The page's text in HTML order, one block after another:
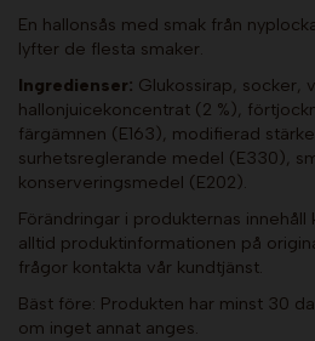
En hallonsås med smak från
lyfter de flesta smaker.
Ingredienser: Glukossirap, socker,
hallonjuicekoncentrat (2 %),
färgämnen (E163), modifierad
surhetsreglerande medel (E330),
konserveringsmedel (E202).
Förändringar i produkternas innehåll
alltid produktinformationen på
frågor kontakta vår kundtjänst.
Bäst före: Produkten har minst 30
om inget annat anges.